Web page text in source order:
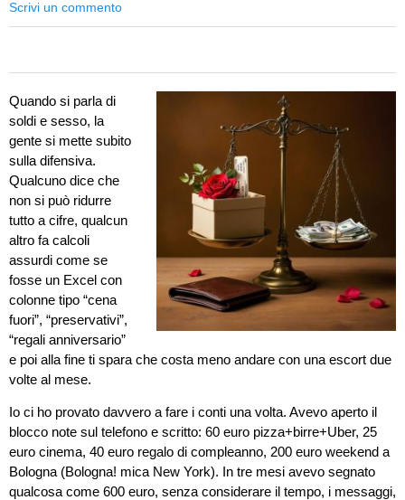
Scrivi un commento
Quando si parla di
soldi e sesso, la
gente si mette subito
sulla difensiva.
Qualcuno dice che
non si può ridurre
tutto a cifre, qualcun
altro fa calcoli
assurdi come se
fosse un Excel con
colonne tipo “cena
fuori”, “preservativi”,
“regali anniversario”
e poi alla fine ti spara che costa meno andare con una escort due
volte al mese.
Io ci ho provato davvero a fare i conti una volta. Avevo aperto il
blocco note sul telefono e scritto: 60 euro pizza+birre+Uber, 25
euro cinema, 40 euro regalo di compleanno, 200 euro weekend a
Bologna (Bologna! mica New York). In tre mesi avevo segnato
qualcosa come 600 euro, senza considerare il tempo, i messaggi,